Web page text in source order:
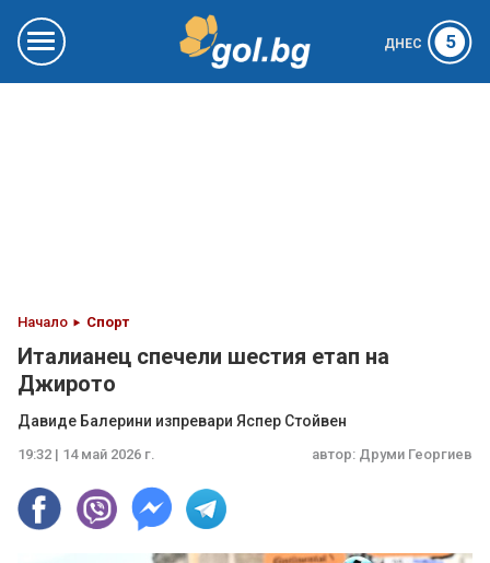
ДНЕС 5
Начало Спорт
Италианец спечели шестия етап на
Джирото
Давиде Балерини изпревари Яспер Стойвен
19:32 | 14 май 2026 г. автор: Друми Георгиев